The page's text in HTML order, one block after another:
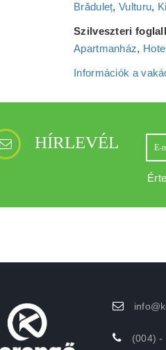
Brăduleț,Vulturu,
Szilveszteri
Apartmanház,
Információk a
HÍRLEVÉL
(004) -